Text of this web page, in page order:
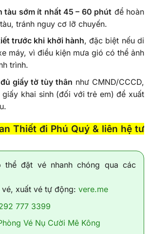
tàu sớm ít nhất 45 – 60 phút để hoàn
tránh nguy cơ lỡ chuyến.
trước khi khởi hành, đặc biệt nếu di
máy, vì điều kiện mưa gió có thể ảnh
trình.
giấy tờ tùy thân như CMND/CCCD,
giấy khai sinh (đối với trẻ em) để xuất
Thiết đi Phú Quý & liên hệ tư
thể đặt vé nhanh chóng qua các
xuất vé tự động: vere.me
777 3399
Vé Nụ Cười Mê Kông